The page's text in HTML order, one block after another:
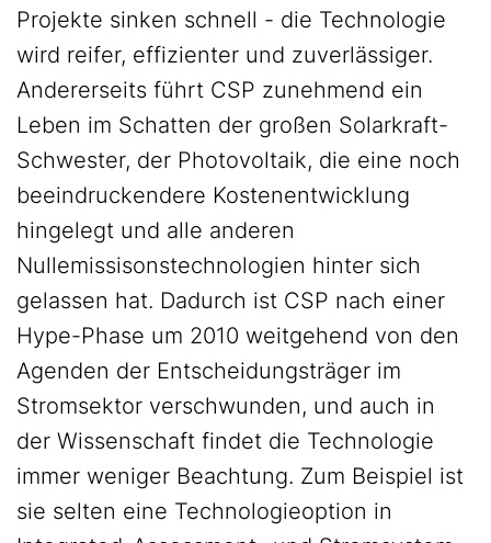
Projekte sinken schnell - die Technologie
wird reifer, effizienter und zuverlässiger.
Andererseits führt CSP zunehmend ein
Leben im Schatten der großen Solarkraft-
Schwester, der Photovoltaik, die eine noch
beeindruckendere Kostenentwicklung
hingelegt und alle anderen
Nullemissisonstechnologien hinter sich
gelassen hat. Dadurch ist CSP nach einer
Hype-Phase um 2010 weitgehend von den
Agenden der Entscheidungsträger im
Stromsektor verschwunden, und auch in
der Wissenschaft findet die Technologie
immer weniger Beachtung. Zum Beispiel ist
sie selten eine Technologieoption in